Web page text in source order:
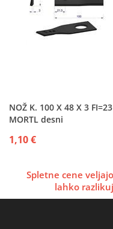
NOŽ K. 100 X 48 X 3 FI=23
MORTL desni
1,10 €
Spletne cene
lahko